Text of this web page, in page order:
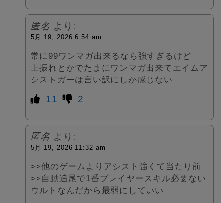
匿名 より:
5月 19, 2026 6:54 am
常に99ワンマガ出来るなら強すぎるけど
上振れとかでたまにワンマガ出来てエイムア
シストガーは言い訳にしか感じない
11 2
匿名 より:
5月 19, 2026 11:32 am
>>他のゲームよりアシスト強くて当たり前
>>自動追尾で1番プレイヤースキル必要ない
ウルトなんだから最弱にしていい